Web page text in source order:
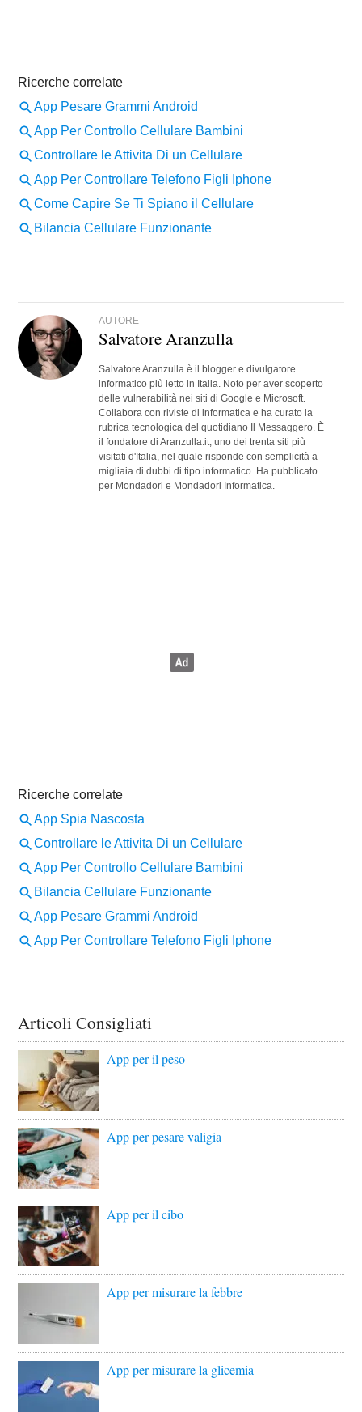
AUTORE
Salvatore Aranzulla
Salvatore Aranzulla è il blogger e divulgatore
informatico più letto in Italia. Noto per aver scoperto
delle vulnerabilità nei siti di Google e Microsoft.
Collabora con riviste di informatica e ha curato la
rubrica tecnologica del quotidiano Il Messaggero. È
il fondatore di Aranzulla.it, uno dei trenta siti più
visitati d'Italia, nel quale risponde con semplicità a
migliaia di dubbi di tipo informatico. Ha pubblicato
per Mondadori e Mondadori Informatica.
Articoli Consigliati
App per il peso
App per pesare valigia
App per il cibo
App per misurare la febbre
App per misurare la glicemia